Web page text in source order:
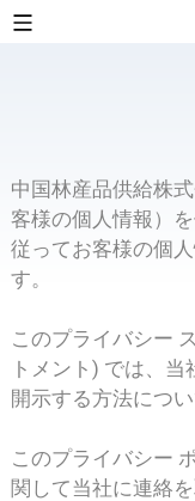
中国林産品供給株
客様の個人情報）
従ってお客様の個
す。
このプライバシー
トメント) では、当
開示する方法につい
このプライバシー
関して当社に連絡